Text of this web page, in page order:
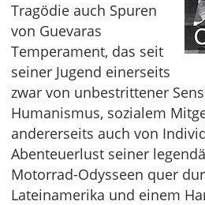
Tragödie auch Spuren
von Guevaras
Temperament, das seit
seiner Jugend einerseits
zwar von unbestrittener
Humanismus, sozialem
andererseits auch von
Abenteuerlust seiner
Motorrad-Odysseen quer
Lateinamerika und einem